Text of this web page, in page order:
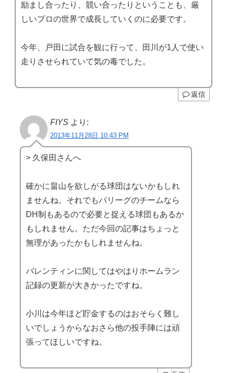
励まし合ったり、競い合ったりということも、厳
しいプロの世界で成長していくのに必要です。
今年、戸田に試合を観に行って、田川が1人で使い
走りさせられていて気の毒でした。
返信
FIYS より:
2013年11月28日 10:43 PM
> 久保田さんへ
確かに畠山を欲しがる球団はないかもしれ
ませんね。それでもパリーグのチームなら
DH制もあるので必要と捉える球団もあるか
もしれません。ただ今回の記事はちょっと
無理があったかもしれませんね。
バレンティンに関してはやはりホームラン
記録の更新が大きかったですね。
小川は今年ほど貯金するのはおそらく難し
いでしょうからなおさら他の投手陣には頑
張ってほしいですね。